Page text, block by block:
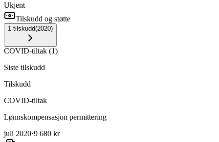
Ukjent
Tilskudd og støtte
1 tilskudd(2020)
COVID-tiltak (1)
Siste tilskudd
Tilskudd
COVID-tiltak
Lønnskompensasjon permittering
juli 2020·9 680 kr